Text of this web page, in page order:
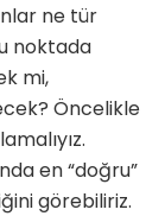
ne tür
noktada
mi,
Öncelikle
en “doğru”
görebiliriz.